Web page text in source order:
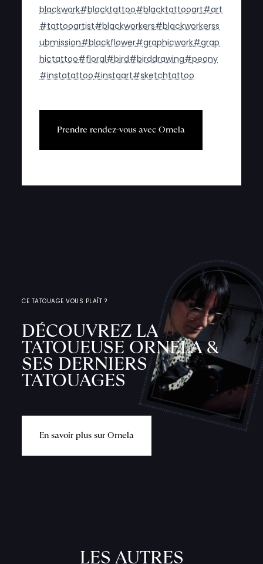
blackwork#blacktattoo#blacktattooart#art
#tattooartist#blackworkers#blackworkerss
ubmission#blackflower#graphicwork#grap
hictattoo#floral#bird#birddrawing#peony
#instatattoo#instaart#sketchtattoo
Prendre rendez-vous avec Ornela
CE TATOUAGE VOUS PLAÎT ?
DÉCOUVREZ LA
TATOUEUSE ORNELA &
SES DERNIERS
TATOUAGES
En savoir plus sur Ornela
LES AUTRES